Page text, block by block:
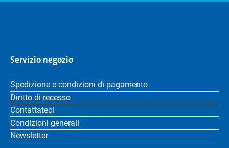
Servizio negozio
Spedizione e condizioni di pagamento
Diritto di recesso
Contattateci
Condizioni generali
Newsletter